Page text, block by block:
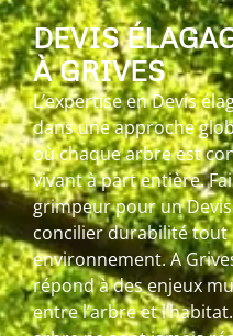
DEVIS
À GRIVES
L’expertise en Devis
dans une approche
où chaque arbre est
vivant à part entière.
grimpeur pour un
concilier durabilité tout
environnement. A
répond à des enjeux
entre l’arbre et